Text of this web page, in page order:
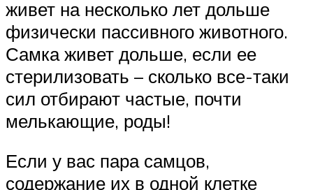
живет на несколько лет дольше
физически пассивного животного.
Самка живет дольше, если ее
стерилизовать – сколько все-таки
сил отбирают частые, почти
мелькающие, роды!
Если у вас пара самцов,
содержание их в одной клетке